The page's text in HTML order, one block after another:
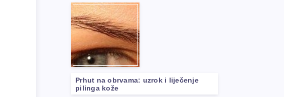
Prhut na obrvama: uzrok i liječenje
pilinga kože